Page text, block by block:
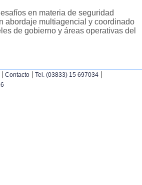
en materia de seguridad
abordaje multiagencial y coordinado
de gobierno y áreas operativas del
| Contacto | Tel. (03833) 15 697034 |